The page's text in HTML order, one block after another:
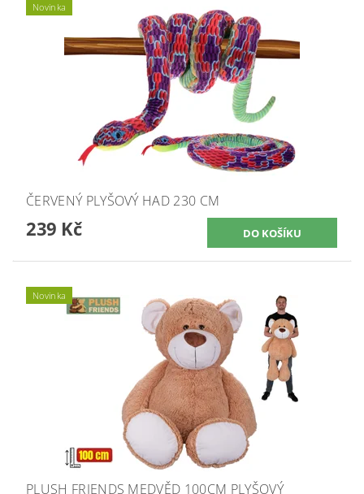
Novinka
ČERVENÝ PLYŠOVÝ HAD 230 CM
239 Kč
Novinka
PLUSH FRIENDS MEDVĚD 100CM PLYŠOVÝ